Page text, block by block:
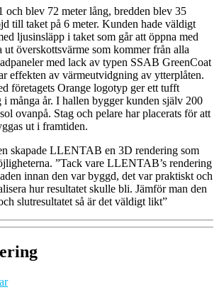
och blev 72 meter lång, bredden blev 35
till taket på 6 meter. Kunden hade väldigt
ljusinsläpp i taket som går att öppna med
ut överskottsvärme som kommer från alla
med lack av typen SSAB GreenCoat
effekten av värmeutvidgning av ytterplåten.
företagets Orange logotyp ger ett tufft
i många år. I hallen bygger kunden själv 200
ovanpå. Stag och pelare har placerats för att
ut i framtiden.
skapade LLENTAB en 3D rendering som
”Tack vare LLENTAB’s rendering
innan den var byggd, det var praktiskt och
hur resultatet skulle bli. Jämför man den
slutresultatet så är det väldigt likt”